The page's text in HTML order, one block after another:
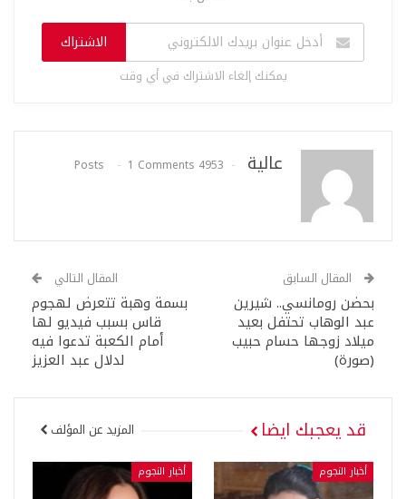
الاشتراك
يمكنك إلغاء الاشتراك في أي وقت
عالية 4953 Posts
1 Comments
المقال السابق
بحضن رومانسي.. شيرين
عبد الوهاب تحتفل بعيد
ميلاد زوجها حسام حبيب
(صورة)
المقال التالي
بسمة وهبة تتعرض لهجوم
قاس بسبب فيديو لها
أمام الكعبة تدعوا فيه
لدلال عبد العزيز
قد يعجبك ايضا المزيد عن المؤلف
أخبار النجوم أخبار النجوم